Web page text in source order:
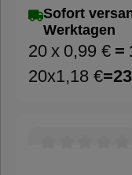
(Außenmaße) Material: Wellpappe Farbe: Braun
Typ: Stülpdeckelkarton (Unterteil) Qualität: 1.20
B Max. Traglast: 20 kg Vorteile: Robust und
Stabil: Die
Schutz Ihrer Produkte während des Transports.
Sofort
Werktagen
20 x 0,99 € =
20x1,18 €=